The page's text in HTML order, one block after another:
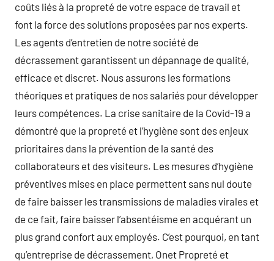
coûts liés à la propreté de votre espace de travail et
font la force des solutions proposées par nos experts.
Les agents d’entretien de notre société de
décrassement garantissent un dépannage de qualité,
efficace et discret. Nous assurons les formations
théoriques et pratiques de nos salariés pour développer
leurs compétences. La crise sanitaire de la Covid-19 a
démontré que la propreté et l’hygiène sont des enjeux
prioritaires dans la prévention de la santé des
collaborateurs et des visiteurs. Les mesures d’hygiène
préventives mises en place permettent sans nul doute
de faire baisser les transmissions de maladies virales et
de ce fait, faire baisser l’absentéisme en acquérant un
plus grand confort aux employés. C’est pourquoi, en tant
qu’entreprise de décrassement, Onet Propreté et